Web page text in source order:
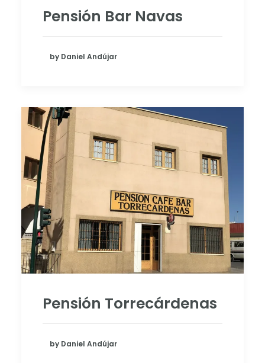
Pensión Bar Navas
by Daniel Andújar
Pensión Torrecárdenas
by Daniel Andújar